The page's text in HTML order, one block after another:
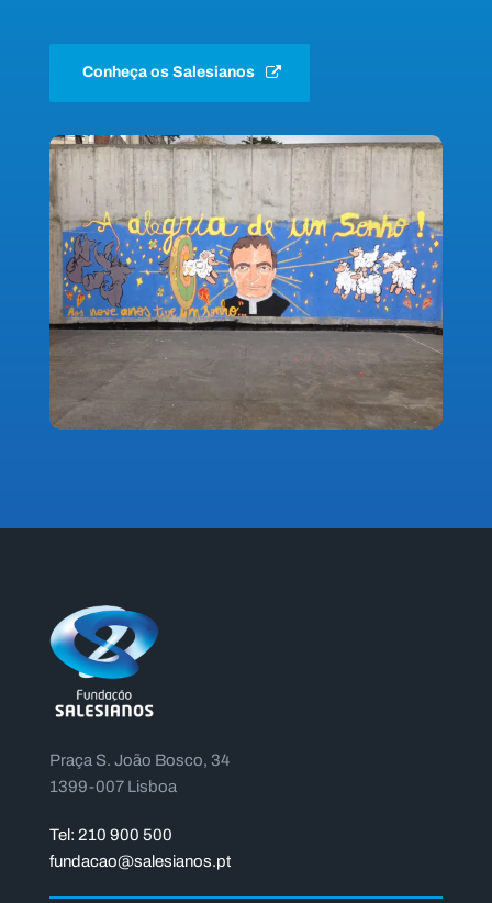
Conheça os Salesianos
Praça S. João Bosco, 34
1399-007 Lisboa
Tel: 210 900 500
fundacao@salesianos.pt
e
m
b
al
h
a